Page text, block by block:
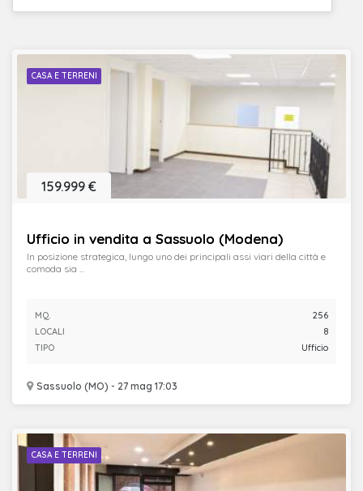
CASA E TERRENI
Ufficio in vendita a Sassuolo (Modena)
Sassuolo (MO) - 27 mag 17:03
159.999 €
In posizione strategica, lungo uno dei principali assi viari della città e
comoda sia ...
MQ.
256
LOCALI
8
TIPO
Ufficio
CASA E TERRENI